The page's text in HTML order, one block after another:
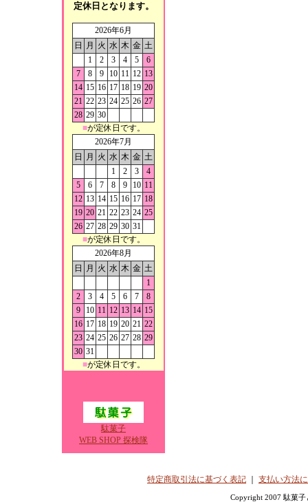
定休日となります。
2026年6月
日
月 火 水 木 金 土
1
2 3 4 5
6
7
8 9 10 11 12 13
14 15 16 17 18 19 20
21 22 23 24 25 26 27
28 29 30
■が定休日です。
2026年7月
日
月 火 水 木 金 土
1
2 3
4
5
6 7 8 9 10 11
12 13 14 15 16 17 18
19 20 21 22 23 24 25
26 27 28 29 30 31
■が定休日です。
2026年8月
日
月 火 水 木 金 土
1
2
3 4 5 6 7
8
9
10 11 12 13 14 15
16 17 18 19 20 21 22
23 24 25 26 27 28 29
30 31
■が定休日です。
駄菓子
WEB SHOP 探検隊
特定商取引法に基づく表記 支払い方法
Copyright 2007 駄菓